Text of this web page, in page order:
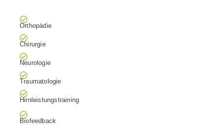
Orthopädie
Chirurgie
Neurologie
Traumatologie
Hirnleistungstraining
Biofeedback